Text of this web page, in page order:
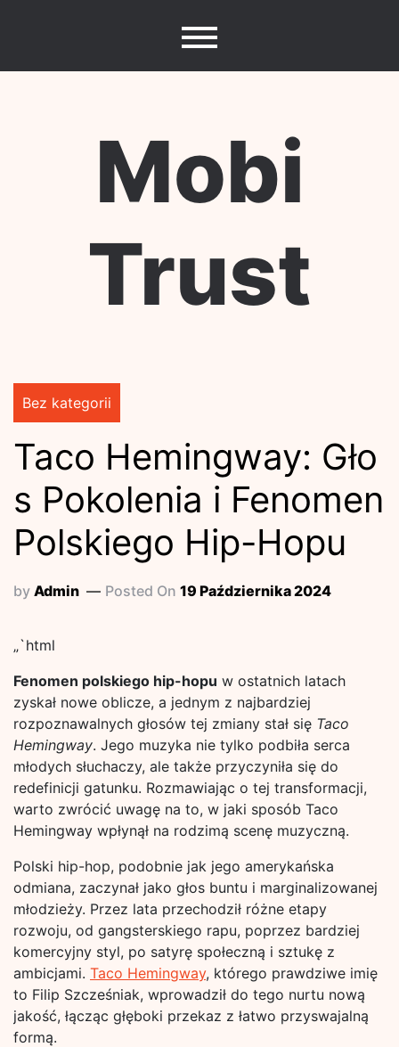
Mobi
Trust
Bez kategorii
Taco Hemingway: Gło
s Pokolenia i Fenomen
Polskiego Hip-Hopu
by Admin Posted On 19 Października 2024
„`html
Fenomen polskiego hip-hopu w ostatnich latach
zyskał nowe oblicze, a jednym z najbardziej
rozpoznawalnych głosów tej zmiany stał się Taco
Hemingway. Jego muzyka nie tylko podbiła serca
młodych słuchaczy, ale także przyczyniła się do
redefinicji gatunku. Rozmawiając o tej transformacji,
warto zwrócić uwagę na to, w jaki sposób Taco
Hemingway wpłynął na rodzimą scenę muzyczną.
Polski hip-hop, podobnie jak jego amerykańska
odmiana, zaczynał jako głos buntu i marginalizowanej
młodzieży. Przez lata przechodził różne etapy
rozwoju, od gangsterskiego rapu, poprzez bardziej
komercyjny styl, po satyrę społeczną i sztukę z
ambicjami. Taco Hemingway, którego prawdziwe imię
to Filip Szcześniak, wprowadził do tego nurtu nową
jakość, łącząc głęboki przekaz z łatwo przyswajalną
formą.